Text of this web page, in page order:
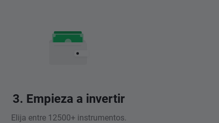
3. Empieza a invertir
Elija entre 12500+ instrumentos.